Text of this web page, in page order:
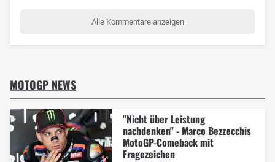
Alle Kommentare anzeigen
MOTOGP NEWS
"Nicht über Leistung
nachdenken" - Marco Bezzecchis
MotoGP-Comeback mit
Fragezeichen